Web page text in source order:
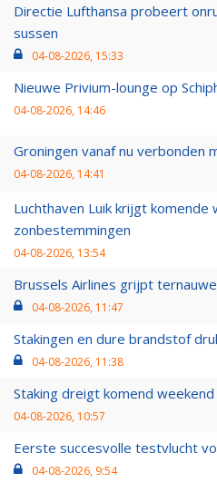
Directie Lufthansa probeert
sussen
04-08-2026, 15:33
Nieuwe Privium-lounge op
04-08-2026, 14:46
Groningen vanaf nu verbonden
04-08-2026, 14:41
Luchthaven Luik krijgt
zonbestemmingen
04-08-2026, 13:54
Brussels Airlines grijpt
04-08-2026, 11:47
Stakingen en dure brandstof
04-08-2026, 11:38
Staking dreigt komend
04-08-2026, 10:57
Eerste succesvolle testvlucht
04-08-2026, 9:54